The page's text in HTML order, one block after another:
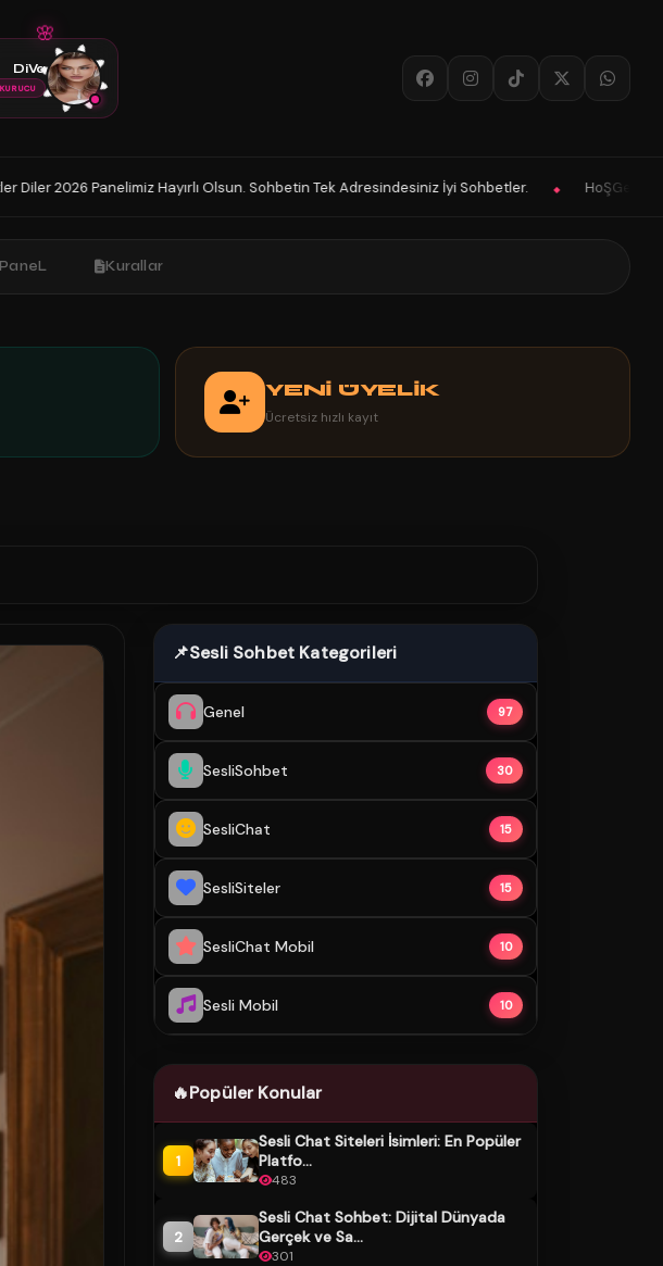
🌸
DiVa
KURUCU
Sohbetin Tek Adresindesiniz İyi Sohbetler. ◆ HoŞGeLDin Keyifli Eğlenceli Hoş Vakitler
Kurallar
YENİ ÜYELİK
Ücretsiz hızlı kayıt
📌Sesli Sohbet Kategorileri
Genel 97
SesliSohbet 30
SesliChat 15
SesliSiteler 15
SesliChat Mobil 10
Sesli Mobil 10
🔥Popüler Konular
1
Sesli Chat Siteleri İsimleri: En Popüler
Platfo...
483
2
Sesli Chat Sohbet: Dijital Dünyada
Gerçek ve Sa...
301